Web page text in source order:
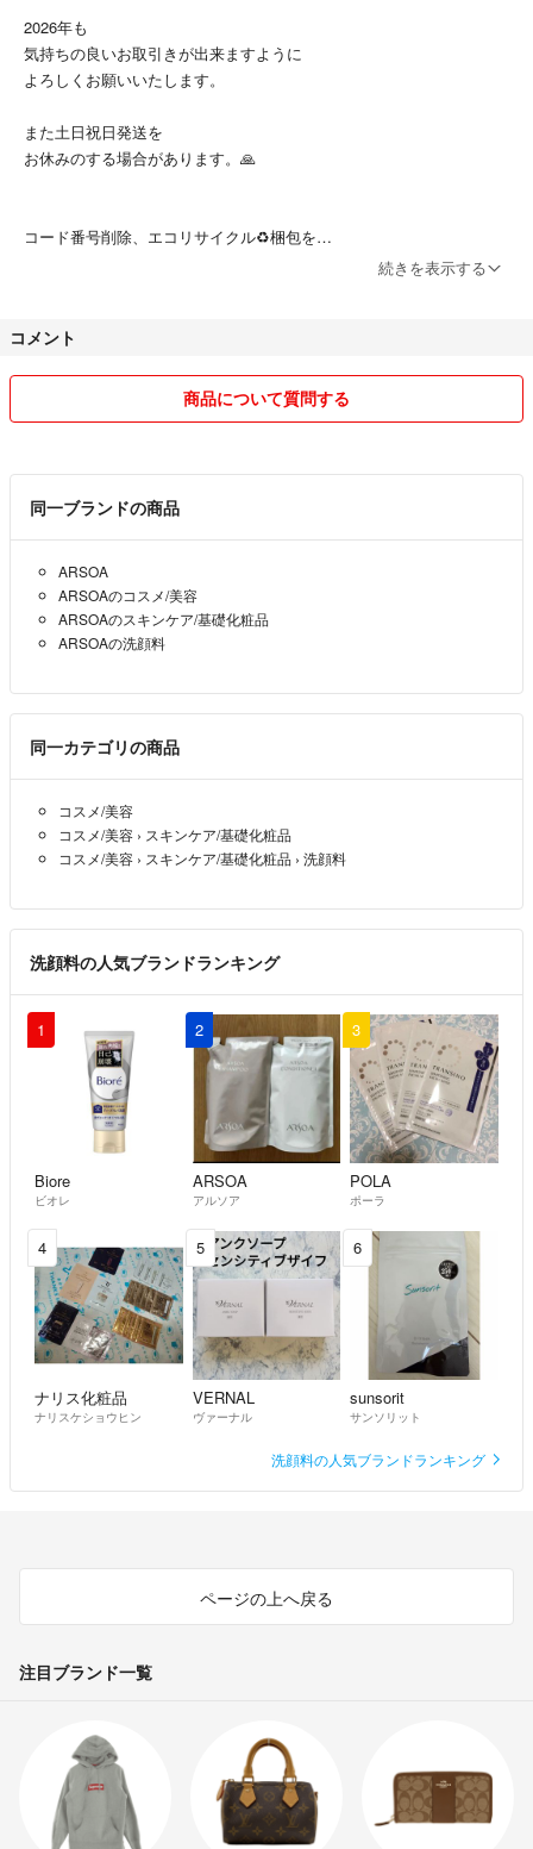
2026年も
気持ちの良いお取引きが出来ますように
よろしくお願いいたします。
また土日祝日発送を
お休みのする場合があります。🙏
コード番号削除、エコリサイクル♻️梱包を
続きを表示する
コメント
商品について質問する
同一ブランドの商品
ARSOA
ARSOAのコスメ/美容
ARSOAのスキンケア/基礎化粧品
ARSOAの洗顔料
同一カテゴリの商品
コスメ/美容
コスメ/美容 › スキンケア/基礎化粧品
コスメ/美容 › スキンケア/基礎化粧品 › 洗顔料
洗顔料の人気ブランドランキング
1
Biore
ビオレ
2
ARSOA
アルソア
3
POLA
ポーラ
4
ナリス化粧品
ナリスケショウヒン
5
VERNAL
ヴァーナル
6
sunsorit
サンソリット
洗顔料の人気ブランドランキング
ページの上へ戻る
注目ブランド一覧